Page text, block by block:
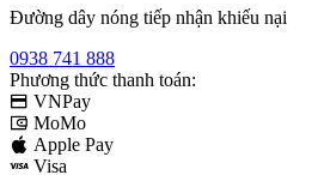
Đường dây nóng tiếp nhận khiếu nại
0938 741 888
Phương thức thanh toán:
VNPay
MoMo
Apple Pay
Visa